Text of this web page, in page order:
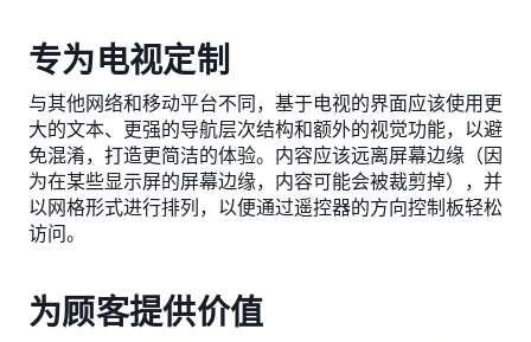
专为电视定制
与其他网络和移动平台不同，基于电视的界面应该使用更
大的文本、更强的导航层次结构和额外的视觉功能，以避
免混淆，打造更简洁的体验。内容应该远离屏幕边缘（因
为在某些显示屏的屏幕边缘，内容可能会被裁剪掉），并
以网格形式进行排列，以便通过遥控器的方向控制板轻松
访问。
为顾客提供价值